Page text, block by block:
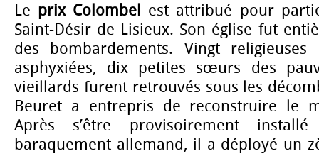
Le prix Colombel
est attribué pour
Saint-Désir de Lisieux. Son église fut
des bombardements. Vingt religieuses
asphyxiées, dix petites sœurs des
vieillards furent retrouvés sous les
Beuret a entrepris de reconstruire le
Après s’être provisoirement
baraquement allemand, il a déployé un